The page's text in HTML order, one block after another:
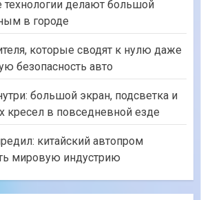
делают большой
в городе
которые сводят к нулю даже
безопасность авто
большой экран, подсветка и
кресел в повседневной езде
китайский автопром
мировую индустрию